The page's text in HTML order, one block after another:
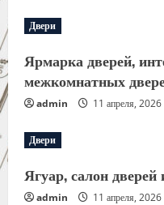
Двери
Ярмарка дверей,
межкомнатных
admin 11 апреля, 2026
Двери
Ягуар, салон дверей
admin 11 апреля, 2026